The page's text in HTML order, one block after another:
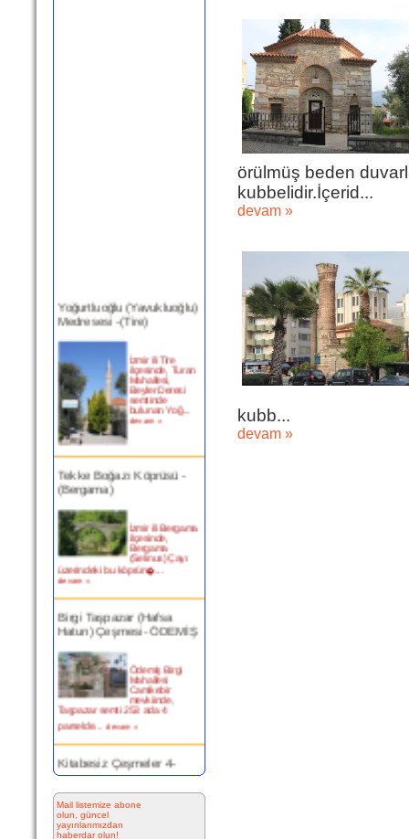
Medresesi -(Tire)
ilçesinde, Turan
Mahallesi,
Beyler Deresi
semtinde
bulunan Yoğ...
devam »
(Bergama)
ilçesinde,
Bergama
(Selinus) Çayı
üzerindeki bu köprün�...
devam »
Hatun) Çeşmesi- ÖDEMİŞ
Mahallesi
Camikebir
mevkiinde,
Taşpazar semti 253 ada 4
parselde... devam »
ÇEŞME
Resimde
Mail listemize abone
olun, güncel
yayınlarımızdan
haberdar olun!
örülmüş beden
kubbelidir.İçerid...
devam »
kubb...
devam »